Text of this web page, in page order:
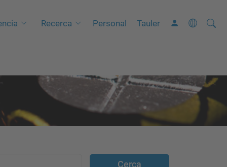
Recerca Personal Tauler Cerca
C
a
a